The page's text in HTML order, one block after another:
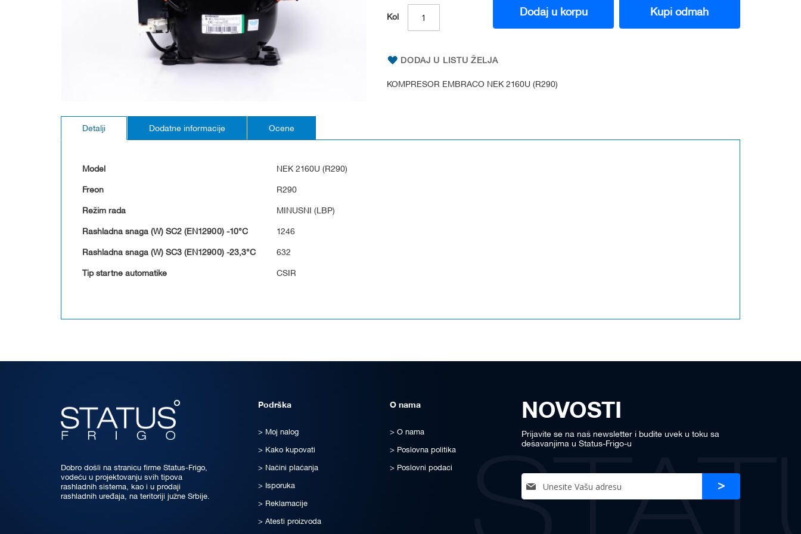
Kol Dodaj u korpu Kupi odmah
DODAJ U LISTU ŽELJA
KOMPRESOR EMBRACO NEK 2160U (R290)
to
beginning
gallery
Detalji
Model NEK 2160U (R290)
Freon R290
Režim rada MINUSNI (LBP)
Rashladna snaga (W) SC2 (EN12900) -10°C 1246
Rashladna snaga (W) SC3 (EN12900) -23,3°C 632
Tip startne automatike CSIR
Dodatne informacije Ocene
Dobro došli na stranicu firme Status-Frigo,
vodeću u projektovanju svih tipova
rashladnih sistema, kao i u prodaji
rashladnih uređaja, na teritoriji južne Srbije.
Podrška
Moj nalog
Kako kupovati
Načini plaćanja
Isporuka
Reklamacije
Atesti proizvoda
O nama
O nama
Poslovna politika
Poslovni podaci
NOVOSTI
Prijavite se na naš newsletter i budite uvek u toku sa
dešavanjima u Status-Frigo-u
Up
Prijava